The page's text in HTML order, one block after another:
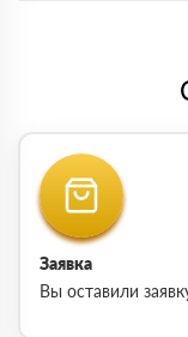
Заявка
Вы оставили